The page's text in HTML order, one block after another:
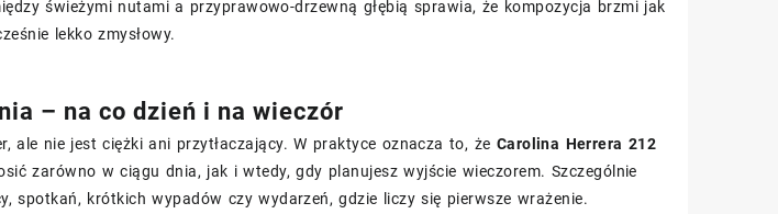
świeżymi nutami a przyprawowo-drzewną głębią sprawia, że kompozycja brzmi jak
lekko zmysłowy.
– na co dzień i na wieczór
ale nie jest ciężki ani przytłaczający. W praktyce oznacza to, że Carolina Herrera 212
zarówno w ciągu dnia, jak i wtedy, gdy planujesz wyjście wieczorem. Szczególnie
spotkań, krótkich wypadów czy wydarzeń, gdzie liczy się pierwsze wrażenie.